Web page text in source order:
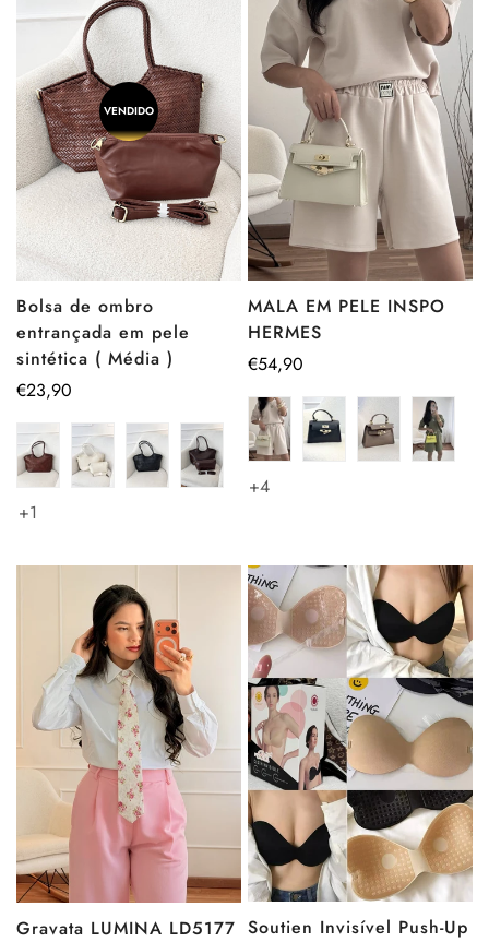
VENDIDO
Bolsa de ombro
entrançada em pele
sintética ( Média )
Preço
€23,90
+1
MALA EM PELE INSPO
HERMES
Preço
€54,90
+4
Gravata LUMINA LD5177 Soutien Invisível Push-Up